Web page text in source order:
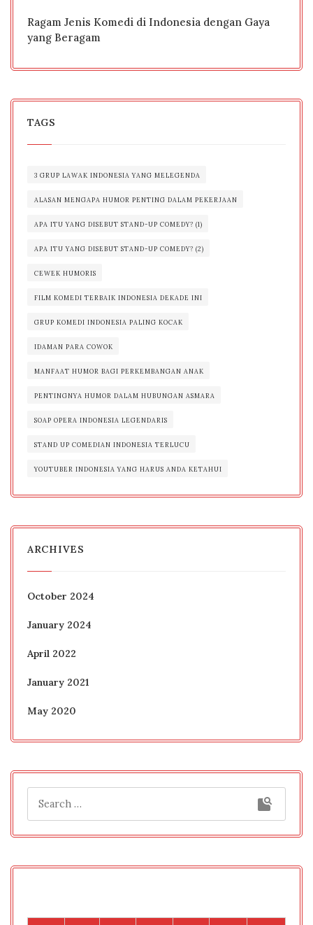
Ragam Jenis Komedi di Indonesia dengan Gaya
yang Beragam
TAGS
3 GRUP LAWAK INDONESIA YANG MELEGENDA
ALASAN MENGAPA HUMOR PENTING DALAM PEKERJAAN
APA ITU YANG DISEBUT STAND-UP COMEDY? (1)
APA ITU YANG DISEBUT STAND-UP COMEDY? (2)
CEWEK HUMORIS
FILM KOMEDI TERBAIK INDONESIA DEKADE INI
GRUP KOMEDI INDONESIA PALING KOCAK
IDAMAN PARA COWOK
MANFAAT HUMOR BAGI PERKEMBANGAN ANAK
PENTINGNYA HUMOR DALAM HUBUNGAN ASMARA
SOAP OPERA INDONESIA LEGENDARIS
STAND UP COMEDIAN INDONESIA TERLUCU
YOUTUBER INDONESIA YANG HARUS ANDA KETAHUI
ARCHIVES
October 2024
January 2024
April 2022
January 2021
May 2020